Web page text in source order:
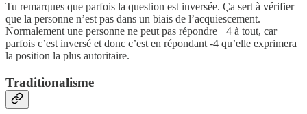
Tu remarques que parfois la question est inversée. Ça sert à vérifier
que la personne n’est pas dans un biais de l’acquiescement.
Normalement une personne ne peut pas répondre +4 à tout, car
parfois c’est inversé et donc c’est en répondant -4 qu’elle exprimera
la position la plus autoritaire.
Traditionalisme